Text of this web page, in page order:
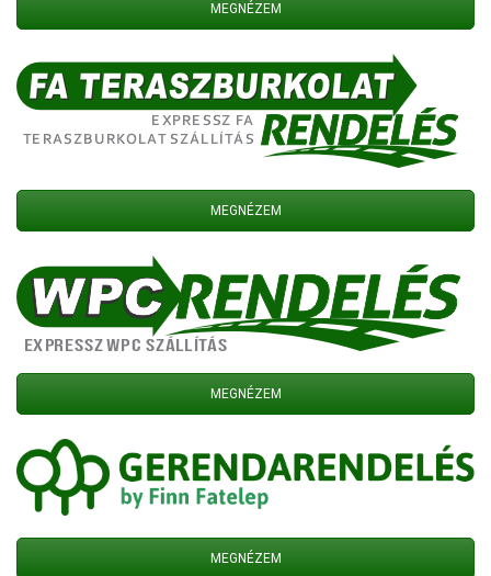
MEGNÉZEM
MEGNÉZEM
MEGNÉZEM
MEGNÉZEM